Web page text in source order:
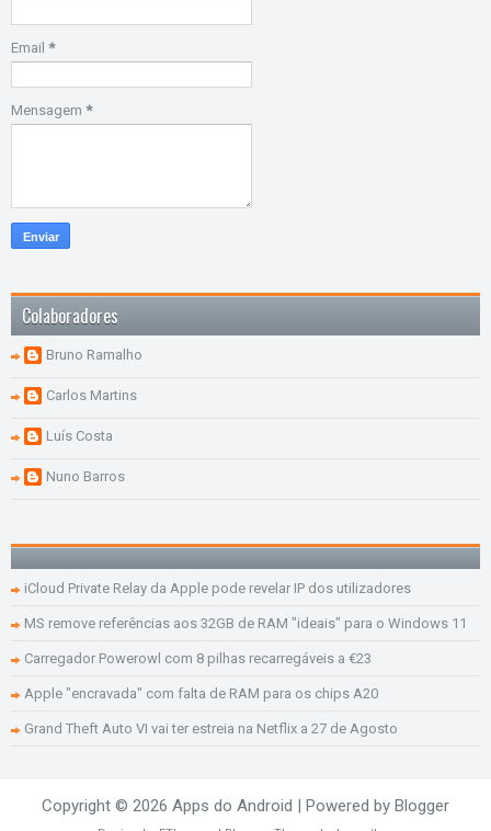
Email *
Mensagem *
Colaboradores
Bruno Ramalho
Carlos Martins
Luís Costa
Nuno Barros
iCloud Private Relay da Apple pode revelar IP dos utilizadores
MS remove referências aos 32GB de RAM "ideais" para o Windows 11
Carregador Powerowl com 8 pilhas recarregáveis a €23
Apple "encravada" com falta de RAM para os chips A20
Grand Theft Auto VI vai ter estreia na Netflix a 27 de Agosto
Copyright © 2026 Apps do Android | Powered by Blogger